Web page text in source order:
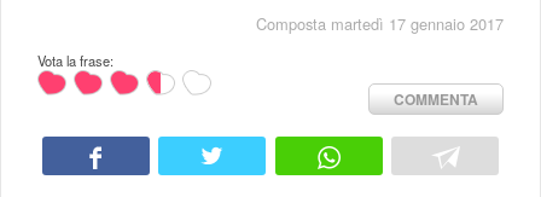
Composta martedì 17 gennaio 2017
Vota la frase:
COMMENTA